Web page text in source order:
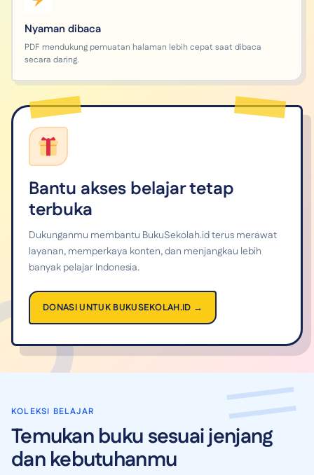
Nyaman dibaca
PDF mendukung pemuatan halaman lebih cepat saat dibaca
secara daring.
Bantu akses belajar tetap
terbuka
Dukunganmu membantu BukuSekolah.id terus merawat
layanan, memperkaya konten, dan menjangkau lebih
banyak pelajar Indonesia.
DONASI UNTUK BUKUSEKOLAH.ID →
KOLEKSI BELAJAR
Temukan buku sesuai jenjang
dan kebutuhanmu